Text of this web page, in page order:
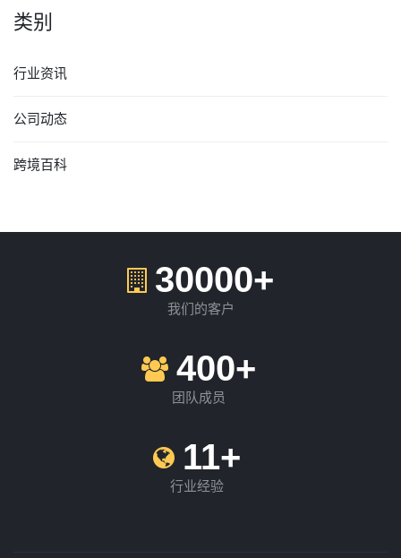
类别
行业资讯
公司动态
跨境百科
30000+
我们的客户
400+
团队成员
11+
行业经验